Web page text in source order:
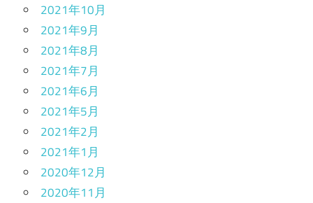
2021年10月
2021年9月
2021年8月
2021年7月
2021年6月
2021年5月
2021年2月
2021年1月
2020年12月
2020年11月